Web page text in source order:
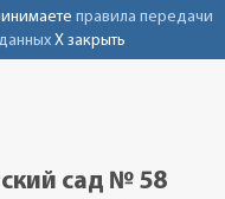
правила передачи
X закрыть
сад № 58